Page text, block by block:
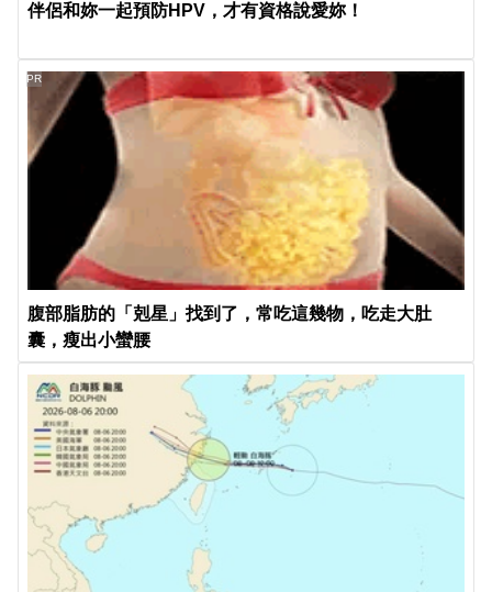
伴侶和妳一起預防HPV，才有資格說愛妳！
腹部脂肪的「剋星」找到了，常吃這幾物，吃走大肚
囊，瘦出小蠻腰
PR